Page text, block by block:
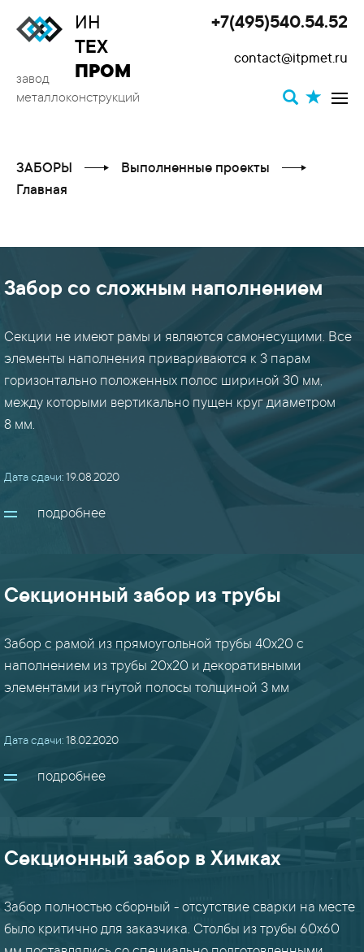
ИН
ТЕХ
ПРОМ
завод
металлоконструкций
+7(495)540.54.52
contact@itpmet.ru
ЗАБОРЫ
Выполненные проекты
Главная
ПРОЕКТОВ
ангары
(9)
баки
(8)
ворота
/
двери
(10)
гибка
(22)
Забор со сложным наполнением
Секции не имеют рамы и являются самонесущими. Все
элементы наполнения привариваются к 3 парам
горизонтально положенных полос шириной 30 мм,
между которыми вертикально пущен круг диаметром
8 мм.
Дата сдачи:19.08.2020
подробнее
Секционный забор из трубы
Забор с рамой из прямоугольной трубы 40х20 с
наполнением из трубы 20х20 и декоративными
элементами из гнутой полосы толщиной 3 мм
Дата сдачи:18.02.2020
подробнее
Секционный забор в Химках
Забор полностью сборный - отсутствие сварки на месте
было критично для заказчика. Столбы из трубы 60х60